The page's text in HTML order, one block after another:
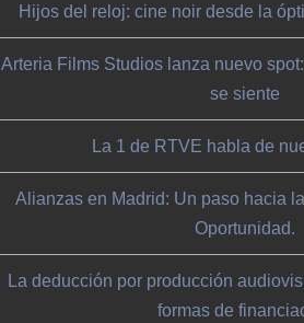
Hijos del reloj: cine noir desde la
Arteria Films Studios lanza nuevo
se siente
La 1 de RTVE habla de
Alianzas en Madrid: Un paso hacia
Oportunidad.
La deducción por producción
formas de